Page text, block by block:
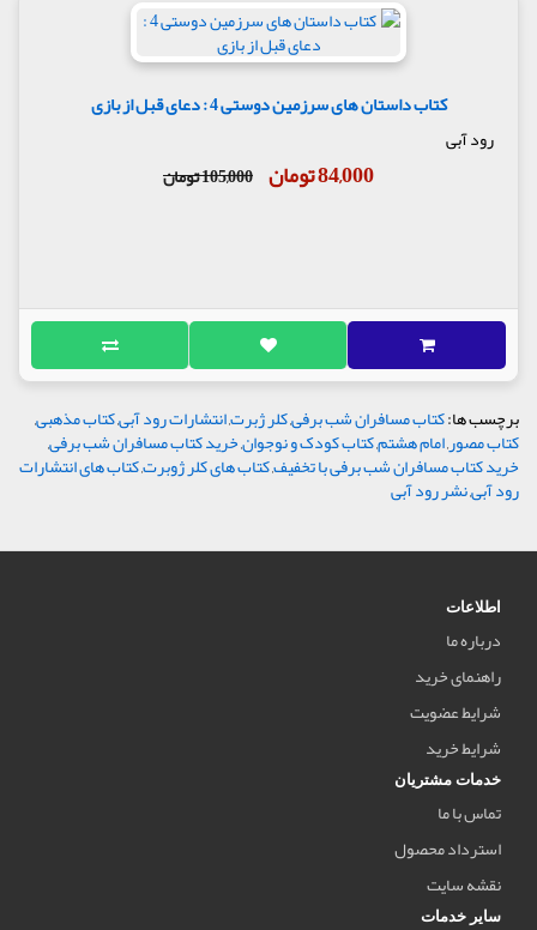
کتاب داستان های سرزمین دوستی 4 : دعای قبل از بازی
رود آبی
84,000 تومان 105,000 تومان
برچسب ها:کتاب مسافران شب برفی,کلر ژبرت,انتشارات رود آبی,کتاب مذهبی,
کتاب مصور,امام هشتم,کتاب کودک و نوجوان,خرید کتاب مسافران شب برفی,
خرید کتاب مسافران شب برفی با تخفیف,کتاب های کلر ژوبرت,کتاب های انتشارات
رود آبی,نشر رود آبی
اطلاعات
درباره ما
راهنمای خرید
شرایط عضویت
شرایط خرید
خدمات مشتریان
تماس با ما
استرداد محصول
نقشه سایت
سایر خدمات